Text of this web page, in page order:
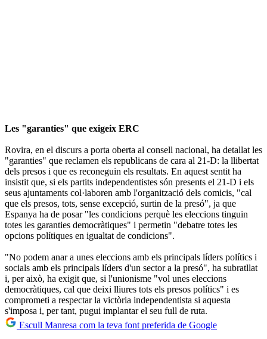
Les "garanties" que exigeix ERC
Rovira, en el discurs a porta oberta al consell nacional, ha detallat les
"garanties" que reclamen els republicans de cara al 21-D: la llibertat
dels presos i que es reconeguin els resultats. En aquest sentit ha
insistit que, si els partits independentistes són presents el 21-D i els
seus ajuntaments col·laboren amb l'organització dels comicis, "cal
que els presos, tots, sense excepció, surtin de la presó", ja que
Espanya ha de posar "les condicions perquè les eleccions tinguin
totes les garanties democràtiques" i permetin "debatre totes les
opcions polítiques en igualtat de condicions".
"No podem anar a unes eleccions amb els principals líders polítics i
socials amb els principals líders d'un sector a la presó", ha subratllat
i, per això, ha exigit que, si l'unionisme "vol unes eleccions
democràtiques, cal que deixi lliures tots els presos polítics" i es
comprometi a respectar la victòria independentista si aquesta
s'imposa i, per tant, pugui implantar el seu full de ruta.
Escull Manresa com la teva font preferida de Google